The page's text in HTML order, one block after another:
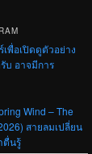
เพื่อเปิดดูตัวอย่าง
บ อาจมีการ
Wind – The
สายลมเปลี่ยน
ตื่นรู้